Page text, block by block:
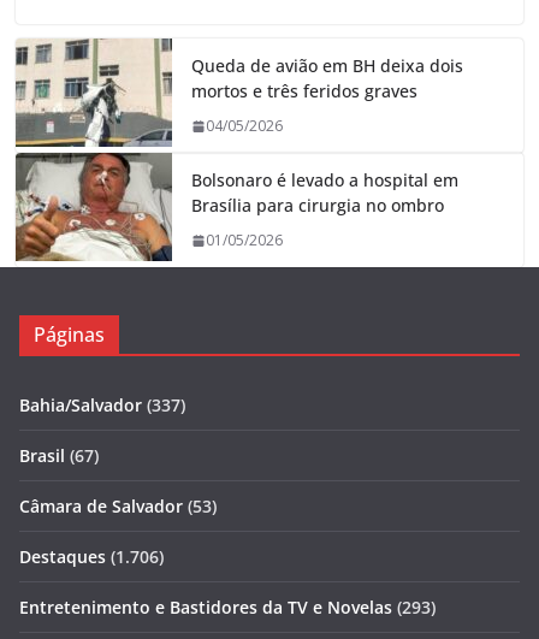
Queda de avião em BH deixa dois
mortos e três feridos graves
04/05/2026
Bolsonaro é levado a hospital em
Brasília para cirurgia no ombro
01/05/2026
Páginas
Bahia/Salvador (337)
Brasil (67)
Câmara de Salvador (53)
Destaques (1.706)
Entretenimento e Bastidores da TV e Novelas (293)